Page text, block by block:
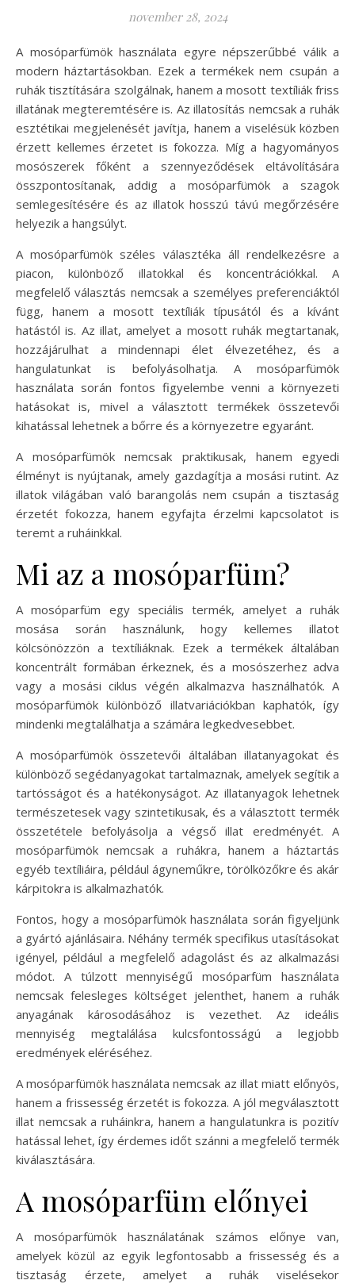
november 28, 2024
A mosóparfümök használata egyre népszerűbbé válik a
modern háztartásokban. Ezek a termékek nem csupán a
ruhák tisztítására szolgálnak, hanem a mosott textíliák friss
illatának megteremtésére is. Az illatosítás nemcsak a ruhák
esztétikai megjelenését javítja, hanem a viselésük közben
érzett kellemes érzetet is fokozza. Míg a hagyományos
mosószerek főként a szennyeződések eltávolítására
összpontosítanak, addig a mosóparfümök a szagok
semlegesítésére és az illatok hosszú távú megőrzésére
helyezik a hangsúlyt.
A mosóparfümök széles választéka áll rendelkezésre a
piacon, különböző illatokkal és koncentrációkkal. A
megfelelő választás nemcsak a személyes preferenciáktól
függ, hanem a mosott textíliák típusától és a kívánt
hatástól is. Az illat, amelyet a mosott ruhák megtartanak,
hozzájárulhat a mindennapi élet élvezetéhez, és a
hangulatunkat is befolyásolhatja. A mosóparfümök
használata során fontos figyelembe venni a környezeti
hatásokat is, mivel a választott termékek összetevői
kihatással lehetnek a bőrre és a környezetre egyaránt.
A mosóparfümök nemcsak praktikusak, hanem egyedi
élményt is nyújtanak, amely gazdagítja a mosási rutint. Az
illatok világában való barangolás nem csupán a tisztaság
érzetét fokozza, hanem egyfajta érzelmi kapcsolatot is
teremt a ruháinkkal.
Mi az a mosóparfüm?
A mosóparfüm egy speciális termék, amelyet a ruhák
mosása során használunk, hogy kellemes illatot
kölcsönözzön a textíliáknak. Ezek a termékek általában
koncentrált formában érkeznek, és a mosószerhez adva
vagy a mosási ciklus végén alkalmazva használhatók. A
mosóparfümök különböző illatvariációkban kaphatók, így
mindenki megtalálhatja a számára legkedvesebbet.
A mosóparfümök összetevői általában illatanyagokat és
különböző segédanyagokat tartalmaznak, amelyek segítik a
tartósságot és a hatékonyságot. Az illatanyagok lehetnek
természetesek vagy szintetikusak, és a választott termék
összetétele befolyásolja a végső illat eredményét. A
mosóparfümök nemcsak a ruhákra, hanem a háztartás
egyéb textíliáira, például ágyneműkre, törölközőkre és akár
kárpitokra is alkalmazhatók.
Fontos, hogy a mosóparfümök használata során figyeljünk
a gyártó ajánlásaira. Néhány termék specifikus utasításokat
igényel, például a megfelelő adagolást és az alkalmazási
módot. A túlzott mennyiségű mosóparfüm használata
nemcsak felesleges költséget jelenthet, hanem a ruhák
anyagának károsodásához is vezethet. Az ideális
mennyiség megtalálása kulcsfontosságú a legjobb
eredmények eléréséhez.
A mosóparfümök használata nemcsak az illat miatt előnyös,
hanem a frissesség érzetét is fokozza. A jól megválasztott
illat nemcsak a ruháinkra, hanem a hangulatunkra is pozitív
hatással lehet, így érdemes időt szánni a megfelelő termék
kiválasztására.
A mosóparfüm előnyei
A mosóparfümök használatának számos előnye van,
amelyek közül az egyik legfontosabb a frissesség és a
tisztaság érzete, amelyet a ruhák viselésekor